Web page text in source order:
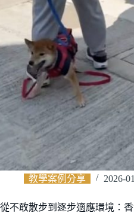
教學案例分享 2026-
從不敢散步到逐步適應環境：